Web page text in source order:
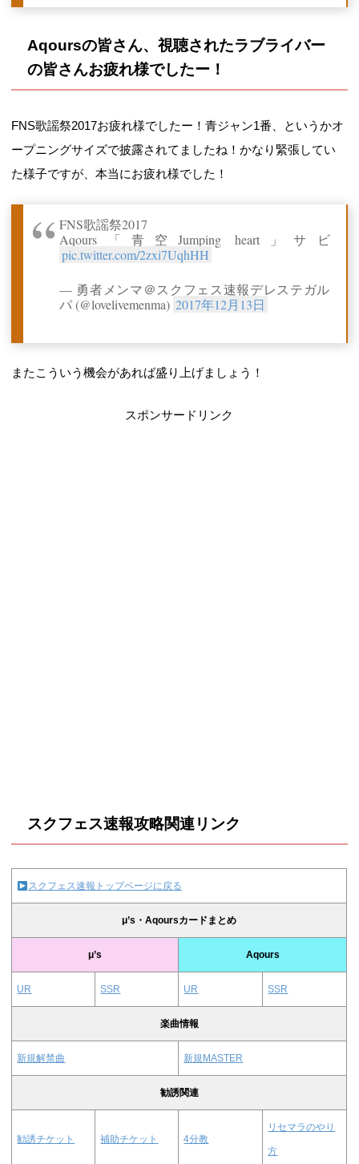
Aqoursの皆さん、視聴されたラブライバー
の皆さんお疲れ様でしたー！
FNS歌謡祭2017お疲れ様でしたー！青ジャン1番、というかオ
ープニングサイズで披露されてましたね！かなり緊張してい
た様子ですが、本当にお疲れ様でした！
FNS歌謡祭2017
Aqours「青空Jumping heart」サビ
pic.twitter.com/2zxi7UqhHH
— 勇者メンマ＠スクフェス速報デレステガル
パ (@lovelivemenma) 2017年12月13日
またこういう機会があれば盛り上げましょう！
スポンサードリンク
スクフェス速報攻略関連リンク
スクフェス速報トップページに戻る
μ’s・Aqoursカードまとめ
μ’s Aqours
UR SSR UR SSR
楽曲情報
新規解禁曲 新規MASTER
勧誘関連
勧誘チケット 補助チケット 4分教
リセマラのやり
方